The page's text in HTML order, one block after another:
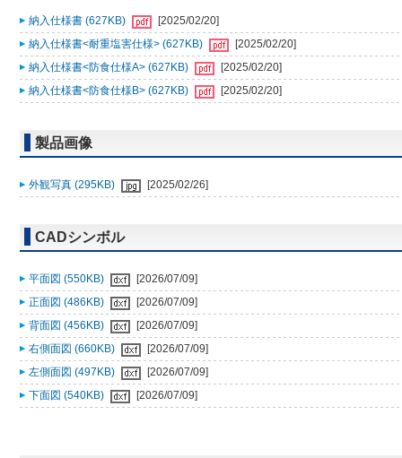
納入仕様書 (627KB)
[2025/02/20]
納入仕様書<耐重塩害仕様> (627KB)
[2025/02/20]
納入仕様書<防食仕様A> (627KB)
[2025/02/20]
納入仕様書<防食仕様B> (627KB)
[2025/02/20]
製品画像
外観写真 (295KB) [2025/02/26]
CADシンボル
平面図 (550KB)
[2026/07/09]
正面図 (486KB)
[2026/07/09]
背面図 (456KB)
[2026/07/09]
右側面図 (660KB)
[2026/07/09]
左側面図 (497KB)
[2026/07/09]
下面図 (540KB)
[2026/07/09]